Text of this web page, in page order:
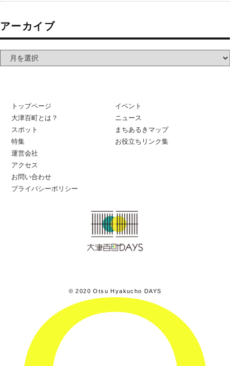
アーカイブ
トップページ
大津百町とは？
スポット
特集
イベント
ニュース
まちあるきマップ
お役立ちリンク集
運営会社
アクセス
お問い合わせ
プライバシーポリシー
© 2020 Otsu Hyakucho DAYS